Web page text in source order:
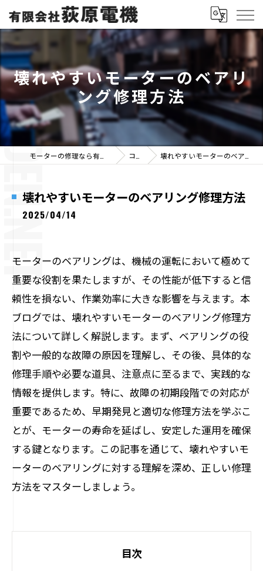
壊れやすいモーターのベアリ
ング修理方法
コラム 壊れやすいモーターのベアリング修理方法
壊れやすいモーターのベアリング修理方法
2025/04/14
モーターのベアリングは、機械の運転において極めて
重要な役割を果たしますが、その性能が低下すると信
頼性を損ない、作業効率に大きな影響を与えます。本
ブログでは、壊れやすいモーターのベアリング修理方
法について詳しく解説します。まず、ベアリングの役
割や一般的な故障の原因を理解し、その後、具体的な
修理手順や必要な道具、注意点に至るまで、実践的な
情報を提供します。特に、故障の初期段階での対応が
重要であるため、早期発見と適切な修理方法を学ぶこ
とが、モーターの寿命を延ばし、安定した運用を確保
する鍵となります。この記事を通じて、壊れやすいモ
ーターのベアリングに対する理解を深め、正しい修理
方法をマスターしましょう。
目次